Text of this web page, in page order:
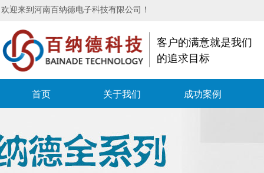
欢迎来到河南百纳德电子科技有限公司！
首页 关于我们 成功案例
客户的满意就是我们
的追求目标